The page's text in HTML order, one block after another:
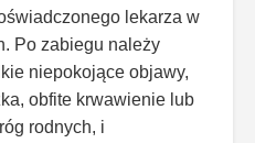
lekarza w
Po zabiegu należy
niepokojące objawy,
obfite krwawienie lub
rodnych, i